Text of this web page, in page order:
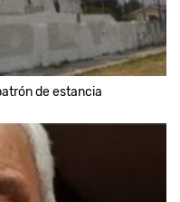
de estancia